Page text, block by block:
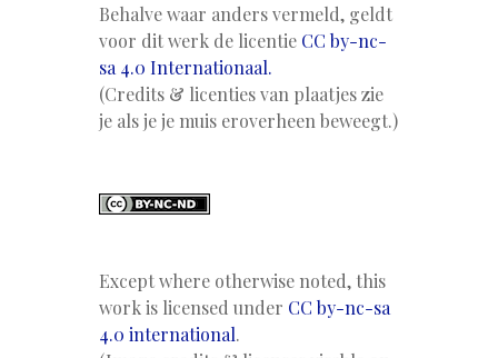
Behalve waar anders vermeld, geldt
voor dit werk de licentie CC by-nc-
sa 4.0 Internationaal.
(Credits & licenties van plaatjes zie
je als je je muis eroverheen beweegt.)
Except where otherwise noted, this
work is licensed under CC by-nc-sa
4.0 international.